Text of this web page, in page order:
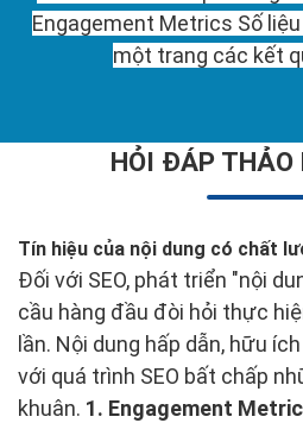
Engagement Metrics Số
một trang các kết
HỎI ĐÁP THẢO
Tín hiệu của nội dung có chất
Đối với SEO, phát triển "nội
cầu hàng đầu đòi hỏi thực
lần. Nội dung hấp dẫn, hữu
với quá trình SEO bất chấp
khuân. 1. Engagement